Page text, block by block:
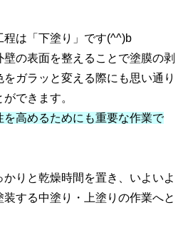
は「下塗り」です(^^)b
の表面を整えることで塗膜の剥
ガラッと変える際にも思い通り
できます。
を高めるためにも重要な作業で
りと乾燥時間を置き、いよいよ
する中塗り・上塗りの作業へと